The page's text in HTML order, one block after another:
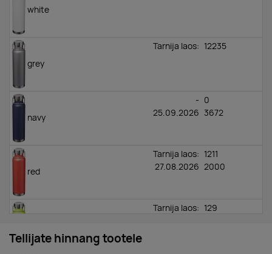
white
grey
Tarnija laos: 12235
navy
-
25.09.2026
0
3672
red
Tarnija laos:
27.08.2026
1211
2000
Tarnija laos: 129
Tellijate hinnang tootele